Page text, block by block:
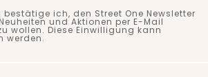
ich, den Street One Newsletter
und Aktionen per E-Mail
wollen. Diese Einwilligung kann
werden.